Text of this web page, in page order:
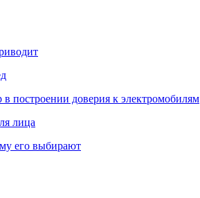
доверия к электромобилям
лица
его выбирают